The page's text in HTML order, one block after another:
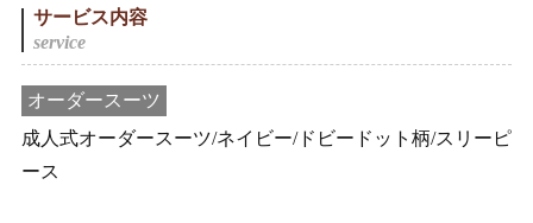
サービス内容
オーダースーツ
成人式オーダースーツ/ネイビー/ドビードット柄/スリーピ
ース